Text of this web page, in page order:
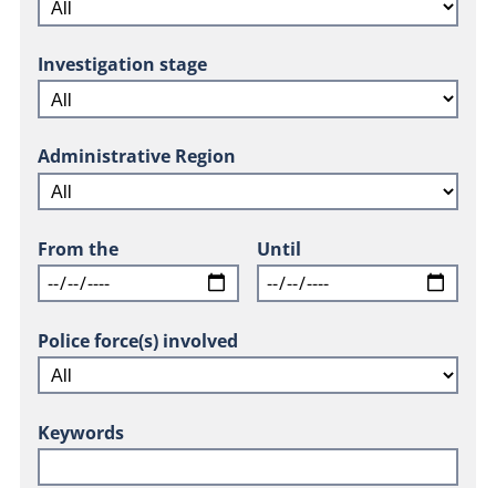
Investigation stage
Administrative Region
From the Until
Police force(s) involved
Keywords